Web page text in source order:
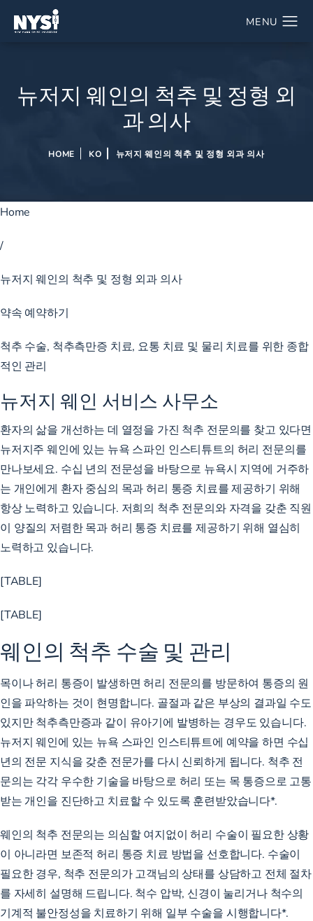
뉴저지 웨인의 척추 및 정형 외
과 의사
HOME KO 뉴저지 웨인의 척추 및 정형 외과 의사
Home
/
뉴저지 웨인의 척추 및 정형 외과 의사
약속 예약하기
척추 수술, 척추측만증 치료, 요통 치료 및 물리 치료를 위한 종합
적인 관리
뉴저지 웨인 서비스 사무소
환자의 삶을 개선하는 데 열정을 가진 척추 전문의를 찾고 있다면
뉴저지주 웨인에 있는 뉴욕 스파인 인스티튜트의 허리 전문의를
만나보세요. 수십 년의 전문성을 바탕으로 뉴욕시 지역에 거주하
는 개인에게 환자 중심의 목과 허리 통증 치료를 제공하기 위해
항상 노력하고 있습니다. 저희의 척추 전문의와 자격을 갖춘 직원
이 양질의 저렴한 목과 허리 통증 치료를 제공하기 위해 열심히
노력하고 있습니다.
[TABLE]
[TABLE]
웨인의 척추 수술 및 관리
목이나 허리 통증이 발생하면 허리 전문의를 방문하여 통증의 원
인을 파악하는 것이 현명합니다. 골절과 같은 부상의 결과일 수도
있지만 척추측만증과 같이 유아기에 발병하는 경우도 있습니다.
뉴저지 웨인에 있는 뉴욕 스파인 인스티튜트에 예약을 하면 수십
년의 전문 지식을 갖춘 전문가를 다시 신뢰하게 됩니다. 척추 전
문의는 각각 우수한 기술을 바탕으로 허리 또는 목 통증으로 고통
받는 개인을 진단하고 치료할 수 있도록 훈련받았습니다*.
웨인의 척추 전문의는 의심할 여지없이 허리 수술이 필요한 상황
이 아니라면 보존적 허리 통증 치료 방법을 선호합니다. 수술이
필요한 경우, 척추 전문의가 고객님의 상태를 상담하고 전체 절차
를 자세히 설명해 드립니다. 척수 압박, 신경이 눌리거나 척수의
기계적 불안정성을 치료하기 위해 일부 수술을 시행합니다*.